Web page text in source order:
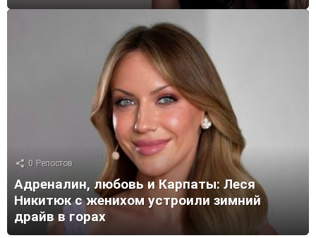
0 Репостов
Адреналин, любовь и Карпаты: Леся
Никитюк с женихом устроили зимний
драйв в горах